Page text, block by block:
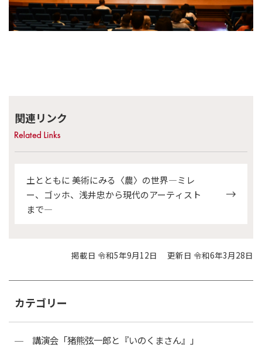
関連リンク
土とともに 美術にみる〈農〉の世界―ミレ
ー、ゴッホ、浅井忠から現代のアーティスト
まで―
掲載日 令和5年9月12日 更新日 令和6年3月28日
カテゴリー
講演会「猪熊弦一郎と『いのくまさん』」